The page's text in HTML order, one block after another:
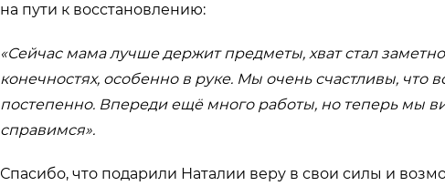
на пути к восстановлению:
«Сейчас мама лучше держит предметы, хват стал
конечностях, особенно в руке. Мы очень счастливы, что
постепенно. Впереди ещё много работы, но теперь мы
справимся».
Спасибо, что подарили Наталии веру в свои силы и